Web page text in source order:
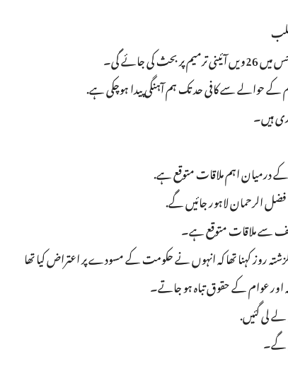
ہیں۔
درمیان اہم ملاقات متوقع ہے.
فضل الرحمان لاہور جائیں گے.
سے ملاقات متوقع ہے۔
روز کہنا تھا کہ انہوں نے حکومت کے مسودے پر اعتراض کیا تھا
عوام کے حقوق تباہ ہو جاتے۔
لی گئیں.
گے۔